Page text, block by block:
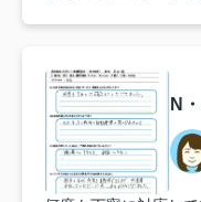
N